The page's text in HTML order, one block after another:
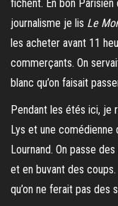
fichent. En bon
journalisme je lis Le
les acheter avant 11
commerçants. On
blanc qu’on faisait
Pendant les étés ici, je
Lys et une comédienne
Lournand. On passe
et en buvant des
qu’on ne ferait pas des